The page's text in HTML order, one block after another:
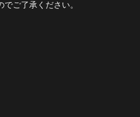
ご了承ください。